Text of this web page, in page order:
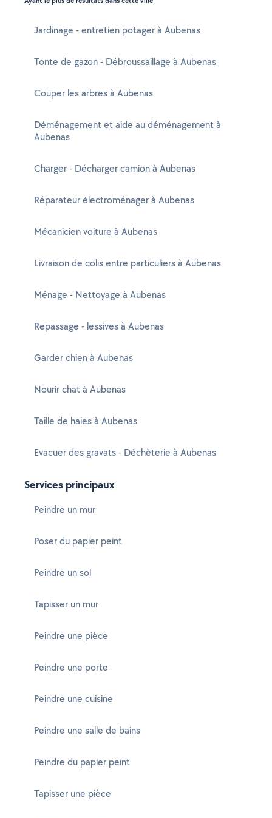
Jardinage - entretien potager à Aubenas
Tonte de gazon - Débroussaillage à Aubenas
Couper les arbres à Aubenas
Déménagement et aide au déménagement à
Aubenas
Charger - Décharger camion à Aubenas
Réparateur électroménager à Aubenas
Mécanicien voiture à Aubenas
Livraison de colis entre particuliers à Aubenas
Ménage - Nettoyage à Aubenas
Repassage - lessives à Aubenas
Garder chien à Aubenas
Nourir chat à Aubenas
Taille de haies à Aubenas
Evacuer des gravats - Déchèterie à Aubenas
Services principaux
Peindre un mur
Poser du papier peint
Peindre un sol
Tapisser un mur
Peindre une pièce
Peindre une porte
Peindre une cuisine
Peindre une salle de bains
Peindre du papier peint
Tapisser une pièce